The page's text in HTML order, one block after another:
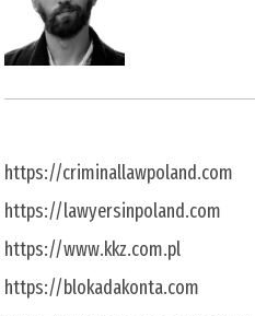
https://criminallawpoland.com
https://lawyersinpoland.com
https://www.kkz.com.pl
https://blokadakonta.com